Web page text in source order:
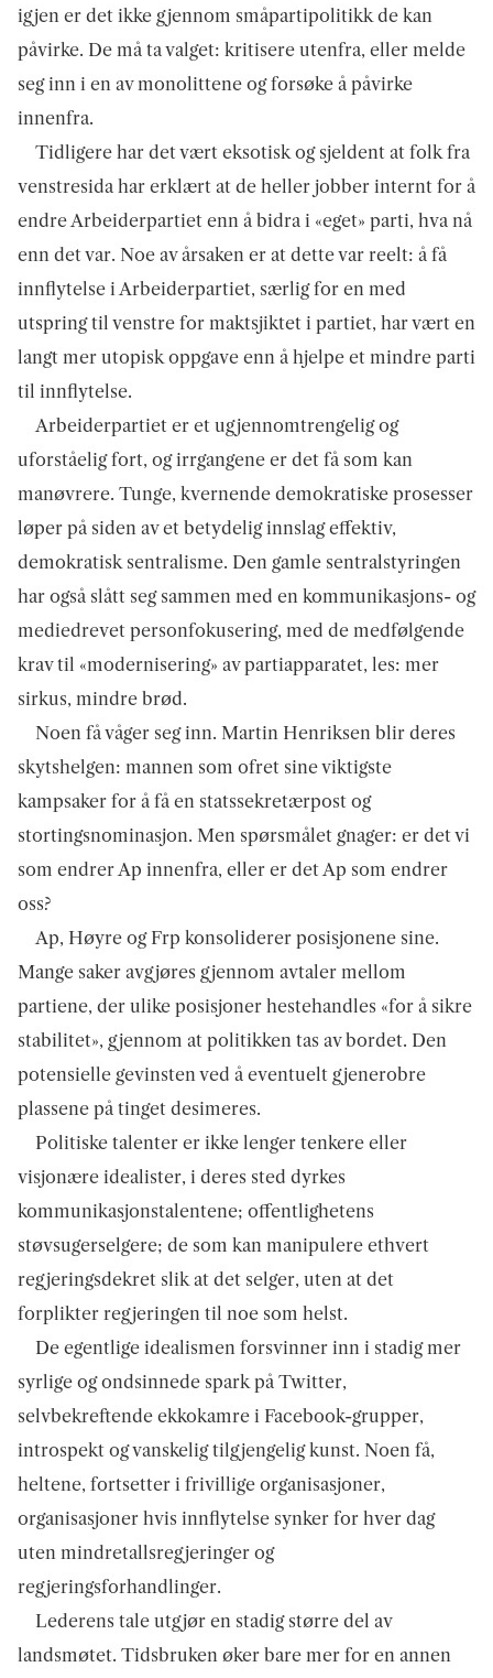
igjen er det ikke gjennom småpartipolitikk de kan
påvirke. De må ta valget: kritisere utenfra, eller melde
seg inn i en av monolittene og forsøke å påvirke
innenfra.
Tidligere har det vært eksotisk og sjeldent at folk fra
venstresida har erklært at de heller jobber internt for å
endre Arbeiderpartiet enn å bidra i «eget» parti, hva nå
enn det var. Noe av årsaken er at dette var reelt: å få
innflytelse i Arbeiderpartiet, særlig for en med
utspring til venstre for maktsjiktet i partiet, har vært en
langt mer utopisk oppgave enn å hjelpe et mindre parti
til innflytelse.
Arbeiderpartiet er et ugjennomtrengelig og
uforståelig fort, og irrgangene er det få som kan
manøvrere. Tunge, kvernende demokratiske prosesser
løper på siden av et betydelig innslag effektiv,
demokratisk sentralisme. Den gamle sentralstyringen
har også slått seg sammen med en kommunikasjons- og
mediedrevet personfokusering, med de medfølgende
krav til «modernisering» av partiapparatet, les: mer
sirkus, mindre brød.
Noen få våger seg inn. Martin Henriksen blir deres
skytshelgen: mannen som ofret sine viktigste
kampsaker for å få en statssekretærpost og
stortingsnominasjon. Men spørsmålet gnager: er det vi
som endrer Ap innenfra, eller er det Ap som endrer
oss?
Ap, Høyre og Frp konsoliderer posisjonene sine.
Mange saker avgjøres gjennom avtaler mellom
partiene, der ulike posisjoner hestehandles «for å sikre
stabilitet», gjennom at politikken tas av bordet. Den
potensielle gevinsten ved å eventuelt gjenerobre
plassene på tinget desimeres.
Politiske talenter er ikke lenger tenkere eller
visjonære idealister, i deres sted dyrkes
kommunikasjonstalentene; offentlighetens
støvsugerselgere; de som kan manipulere ethvert
regjeringsdekret slik at det selger, uten at det
forplikter regjeringen til noe som helst.
De egentlige idealismen forsvinner inn i stadig mer
syrlige og ondsinnede spark på Twitter,
selvbekreftende ekkokamre i Facebook-grupper,
introspekt og vanskelig tilgjengelig kunst. Noen få,
heltene, fortsetter i frivillige organisasjoner,
organisasjoner hvis innflytelse synker for hver dag
uten mindretallsregjeringer og
regjeringsforhandlinger.
Lederens tale utgjør en stadig større del av
landsmøtet. Tidsbruken øker bare mer for en annen